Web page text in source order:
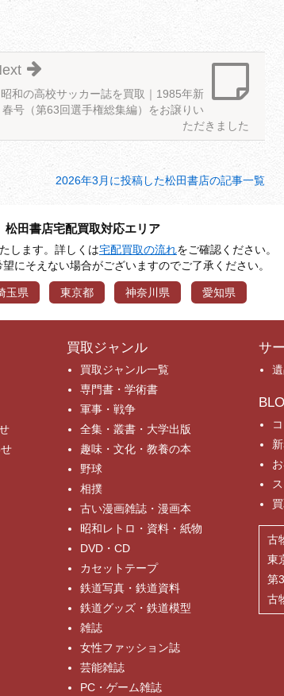
昭和の高校サッカー誌を買取｜1985年新
春号（第63回選手権総集編）をお譲りい
ただきました
2026年3月に投稿した松田書店の記事一覧
松田書店宅配買取対応エリア
します。詳しくは宅配買取の流れをご確認ください。
にそえない場合がございますのでご了承ください。
玉県 東京都 神奈川県 愛知県
買取ジャンル
買取ジャンル一覧
専門書・学術書
軍事・戦争
全集・叢書・大学出版
趣味・文化・教養の本
野球
相撲
古い漫画雑誌・漫画本
昭和レトロ・資料・紙物
DVD・CD
カセットテープ
鉄道写真・鉄道資料
鉄道グッズ・鉄道模型
雑誌
女性ファッション誌
芸能雑誌
PC・ゲーム雑誌
サ
古
東
第
古